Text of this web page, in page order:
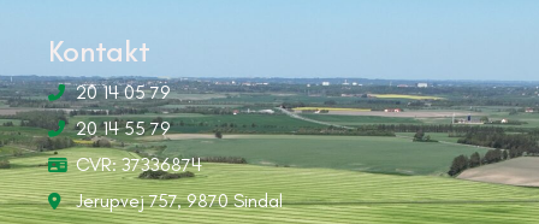
Kontakt
20 14 05 79
20 14 55 79
CVR: 37336874
Jerupvej 757, 9870 Sindal